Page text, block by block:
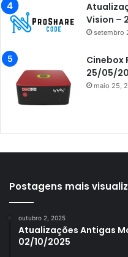
Azamerica
Azamerica
Azamerica
Azamerica
Azamerica
Azamerica
Azamerica
Vision –
setembro
Cinebox
25/05/
maio 25,
Postagens mais
outubro 2, 2025
Atualizações Antigas
02/10/2025